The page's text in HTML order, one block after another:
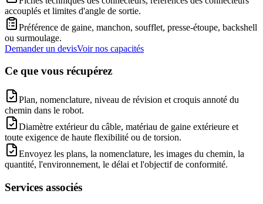
accouplés et limites d'angle de sortie.
Préférence de gaine, manchon, soufflet, presse-étoupe, backshell
ou surmoulage.
Demander un devisVoir nos capacités
Ce que vous récupérez
Plan, nomenclature, niveau de révision et croquis annoté du
chemin dans le robot.
Diamètre extérieur du câble, matériau de gaine extérieure et
toute exigence de haute flexibilité ou de torsion.
Envoyez les plans, la nomenclature, les images du chemin, la
quantité, l'environnement, le délai et l'objectif de conformité.
Services associés